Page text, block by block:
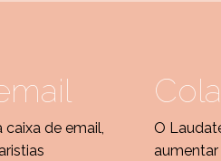
caixa de email,
O